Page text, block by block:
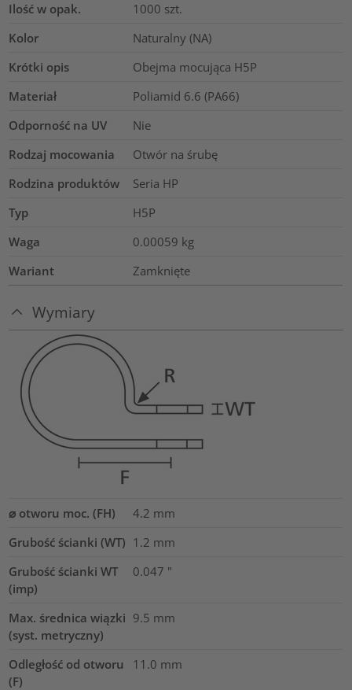
Ilość w opak.
1000 szt.
Kolor
Naturalny (NA)
Krótki opis
Obejma mocująca H5P
Materiał
Poliamid 6.6 (PA66)
Odporność na UV
Nie
Rodzaj mocowania
Otwór na śrubę
Rodzina produktów
Seria HP
Typ
H5P
Waga
0.00059 kg
Wariant
Zamknięte
Wymiary
⌀ otworu moc. (FH)
4.2 mm
Grubość ścianki (WT) 1.2 mm
Grubość ścianki WT
(imp)
0.047 "
Max. średnica wiązki
(syst. metryczny)
9.5 mm
Odległość od otworu
(F)
11.0 mm